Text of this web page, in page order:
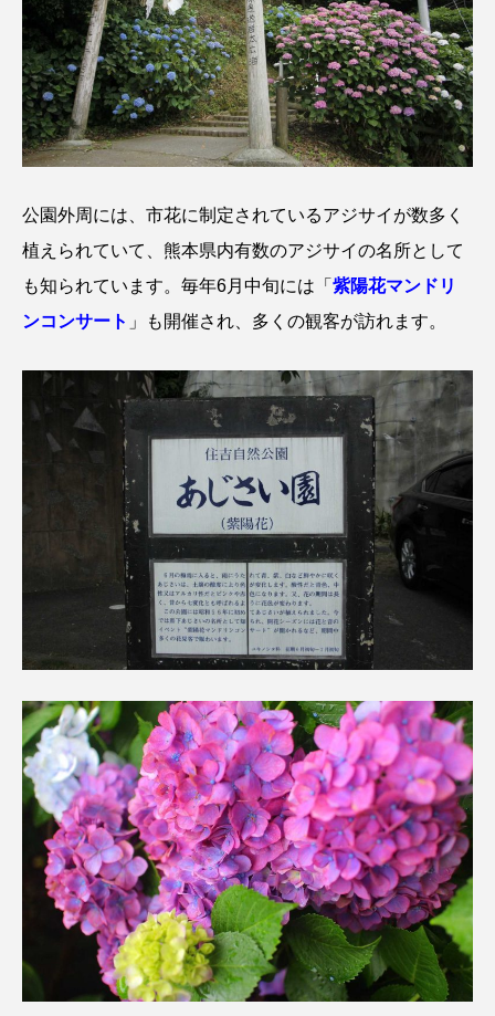
公園外周には、市花に制定されているアジサイが数多く
植えられていて、熊本県内有数のアジサイの名所として
も知られています。毎年6月中旬には「 紫陽花マンドリ
ンコンサート 」も開催され、多くの観客が訪れます。